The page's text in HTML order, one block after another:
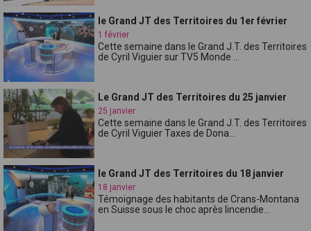
le Grand JT des Territoires du 1er février
1 février
Cette semaine dans le Grand J.T. des Territoires
de Cyril Viguier sur TV5 Monde ...
Le Grand JT des Territoires du 25 janvier
25 janvier
Cette semaine dans le Grand J.T. des Territoires
de Cyril Viguier Taxes de Dona...
le Grand JT des Territoires du 18 janvier
18 janvier
Témoignage des habitants de Crans-Montana
en Suisse sous le choc après lincendie...